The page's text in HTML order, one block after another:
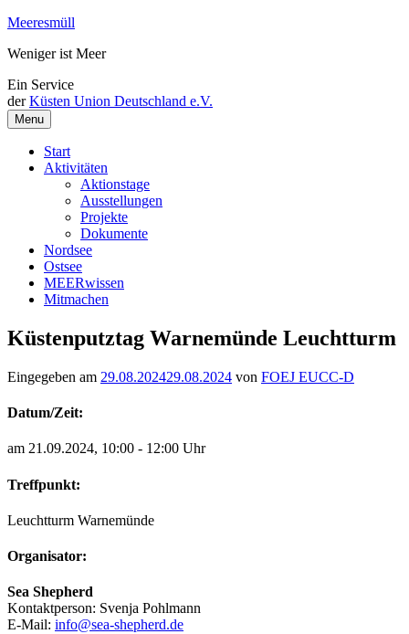
Weiter
Inhalt
Meeresmüll
Weniger ist Meer
Ein Service
derKüsten Union Deutschland e.V.
Menu
Start
Aktivitäten
Aktionstage
Ausstellungen
Projekte
Dokumente
Nordsee
Ostsee
MEERwissen
Mitmachen
Küstenputztag Warnemünde Leuchtturm
Eingegeben am 29.08.202429.08.2024 von FOEJ EUCC-D
Datum/Zeit:
am 21.09.2024, 10:00 - 12:00 Uhr
Treffpunkt:
Leuchtturm Warnemünde
Organisator:
Sea Shepherd
Kontaktperson: Svenja Pohlmann
E-Mail: info@sea-shepherd.de